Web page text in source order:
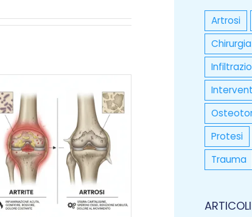
Artrosi
Protesi
Trauma